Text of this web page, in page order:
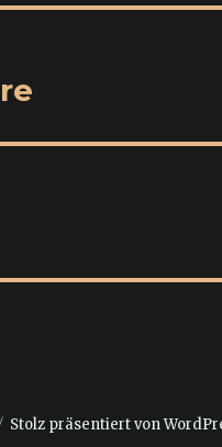
Stolz präsentiert von